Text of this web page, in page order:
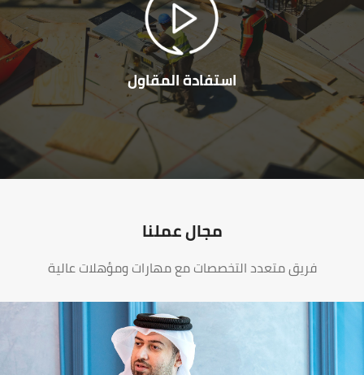
استفادة المقاول
مجال عملنا
فريق متعدد التخصصات مع مهارات ومؤهلات عالية